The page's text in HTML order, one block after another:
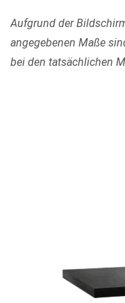
Aufgrund der
angegebenen Maße
bei den tatsächlichen